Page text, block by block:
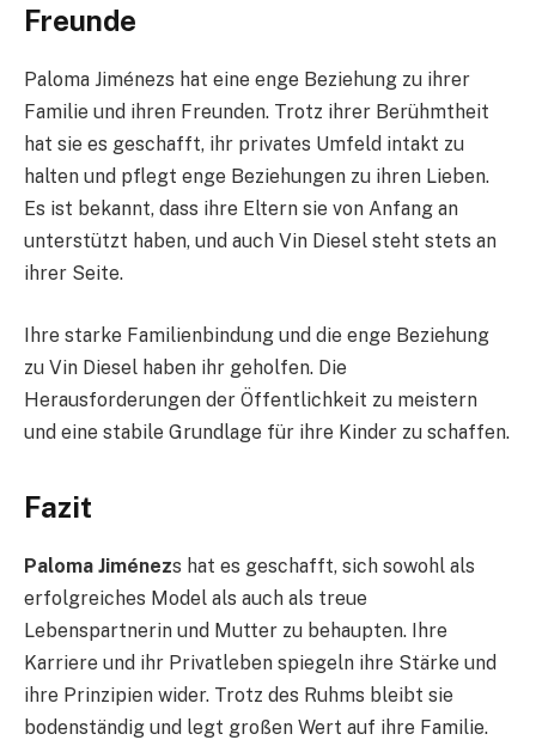
Freunde
Paloma Jiménezs hat eine enge Beziehung zu ihrer
Familie und ihren Freunden. Trotz ihrer Berühmtheit
hat sie es geschafft, ihr privates Umfeld intakt zu
halten und pflegt enge Beziehungen zu ihren Lieben.
Es ist bekannt, dass ihre Eltern sie von Anfang an
unterstützt haben, und auch Vin Diesel steht stets an
ihrer Seite.
Ihre starke Familienbindung und die enge Beziehung
zu Vin Diesel haben ihr geholfen. Die
Herausforderungen der Öffentlichkeit zu meistern
und eine stabile Grundlage für ihre Kinder zu schaffen.
Fazit
Paloma Jiménezs hat es geschafft, sich sowohl als
erfolgreiches Model als auch als treue
Lebenspartnerin und Mutter zu behaupten. Ihre
Karriere und ihr Privatleben spiegeln ihre Stärke und
ihre Prinzipien wider. Trotz des Ruhms bleibt sie
bodenständig und legt großen Wert auf ihre Familie.